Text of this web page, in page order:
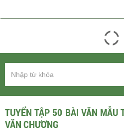
TUYỂN TẬP 50 BÀI VĂN MẪU
VĂN CHƯƠNG